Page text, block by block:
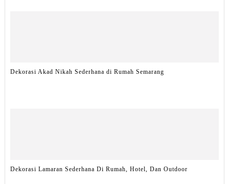
Dekorasi Akad Nikah Sederhana di Rumah Semarang
Dekorasi Lamaran Sederhana Di Rumah, Hotel, Dan Outdoor